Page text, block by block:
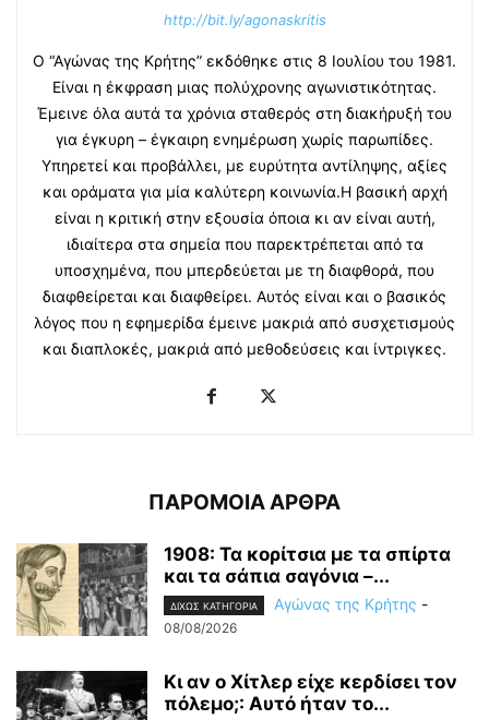
http://bit.ly/agonaskritis
Ο “Αγώνας της Κρήτης” εκδόθηκε στις 8 Ιουλίου του 1981.
Είναι η έκφραση μιας πολύχρονης αγωνιστικότητας.
Έμεινε όλα αυτά τα χρόνια σταθερός στη διακήρυξή του
για έγκυρη – έγκαιρη ενημέρωση χωρίς παρωπίδες.
Υπηρετεί και προβάλλει, με ευρύτητα αντίληψης, αξίες
και οράματα για μία καλύτερη κοινωνία.Η βασική αρχή
είναι η κριτική στην εξουσία όποια κι αν είναι αυτή,
ιδιαίτερα στα σημεία που παρεκτρέπεται από τα
υποσχημένα, που μπερδεύεται με τη διαφθορά, που
διαφθείρεται και διαφθείρει. Αυτός είναι και ο βασικός
λόγος που η εφημερίδα έμεινε μακριά από συσχετισμούς
και διαπλοκές, μακριά από μεθοδεύσεις και ίντριγκες.
ΠΑΡΟΜΟΙΑ ΑΡΘΡΑ
1908: Τα κορίτσια με τα σπίρτα
και τα σάπια σαγόνια –...
ΔΙΧΩΣ ΚΑΤΗΓΟΡΙΑ Αγώνας της Κρήτης -
08/08/2026
Κι αν ο Χίτλερ είχε κερδίσει τον
πόλεμο;: Αυτό ήταν το...